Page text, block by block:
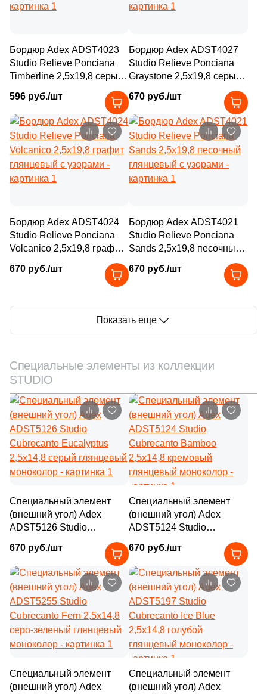
Villeroy&Boch (
WOW ( 6)
ZYX ( 2)
Нефрит Керамика ( )
23.7x29.5 (
24.6x74 (5)
24.9x50 ( 1)
24.5x24.5 (6
24.2х70 ( 2)
24x24 (5)
24.2x70 (2 )
25x75 (47
25.8x29 (6
25x45 (3 )
25х40 (9)
25x22 (1)
25x33 (1 )
25.9x15 (1)
25.3x75 (1)
25x19 (4)
25x40 (41)
25x50 ( 29 )
25х75 ( 3)
25x60 (6)
25x29 (3)
25x70 (7)
25.1x75.6 (1)
26x75 (17 )
Бордюр Adex ADST4023
Studio Relieve Ponciana
Timberline 2,5x19,8 серый
596 руб./шт
Бордюр Adex ADST4027
Studio Relieve Ponciana
Graystone 2,5x19,8 серый
670 руб./шт
Бордюр Adex ADST4024
Studio Relieve Ponciana
Volcanico 2,5x19,8 графит
670 руб./шт
Бордюр Adex ADST4021
Studio Relieve Ponciana
Sands 2,5x19,8 песочный
670 руб./шт
Показать еще
Специальные элементы из коллекции
STUDIO
Специальный элемент
(внешний угол) Adex
ADST5126 Studio
2,5x14,8 серый глянцевый
моноколор
670 руб./шт
Специальный элемент
(внешний угол) Adex
ADST5124 Studio
2,5x14,8 кремовый
глянцевый моноколор
670 руб./шт
Специальный элемент
(внешний угол) Adex
Специальный элемент
(внешний угол) Adex